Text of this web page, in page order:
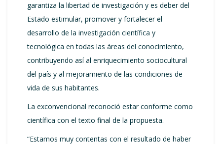
garantiza la libertad de investigación y es deber del
Estado estimular, promover y fortalecer el
desarrollo de la investigación científica y
tecnológica en todas las áreas del conocimiento,
contribuyendo así al enriquecimiento sociocultural
del país y al mejoramiento de las condiciones de
vida de sus habitantes.
La exconvencional reconoció estar conforme como
científica con el texto final de la propuesta.
“Estamos muy contentas con el resultado de haber